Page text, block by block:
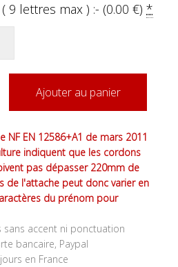
9 lettres max ) :- (0.00€)*
Ajouter au panier
NF EN 12586+A1 de mars 2011
indiquent que les cordons
pas dépasser 220mm de
de l'attache peut donc varier en
du prénom pour
accent ni ponctuation
bancaire, Paypal
en France